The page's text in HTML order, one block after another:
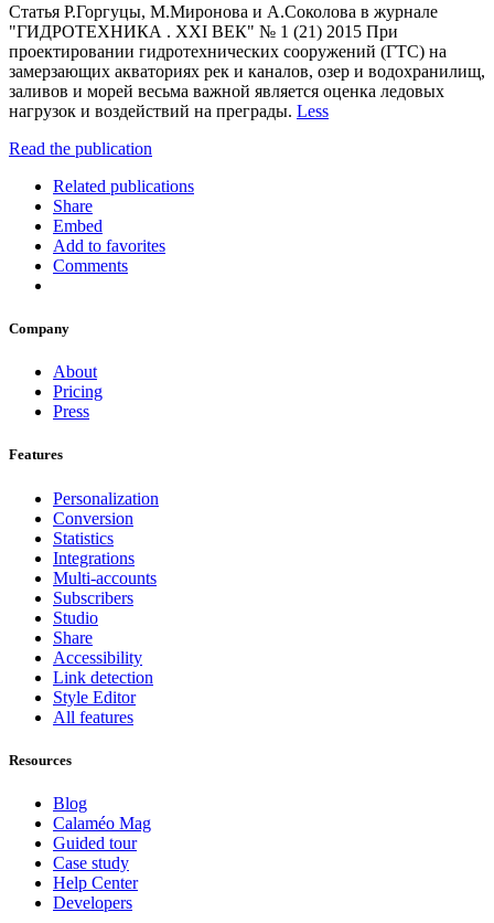
Статья Р.Горгуцы, М.Миронова и А.Соколова в журнале
"ГИДРОТЕХНИКА . XXI ВЕК" № 1 (21) 2015 При
проектировании гидротехнических сооружений (ГТС) на
замерзающих акваториях рек и каналов, озер и водохранилищ,
заливов и морей весьма важной является оценка ледовых
нагрузок и воздействий на преграды. Less
Read the publication
Related publications
Share
Embed
Add to favorites
Comments
Company
About
Pricing
Press
Features
Personalization
Conversion
Statistics
Integrations
Multi-accounts
Subscribers
Studio
Share
Accessibility
Link detection
Style Editor
All features
Resources
Blog
Calaméo Mag
Guided tour
Case study
Help Center
Developers